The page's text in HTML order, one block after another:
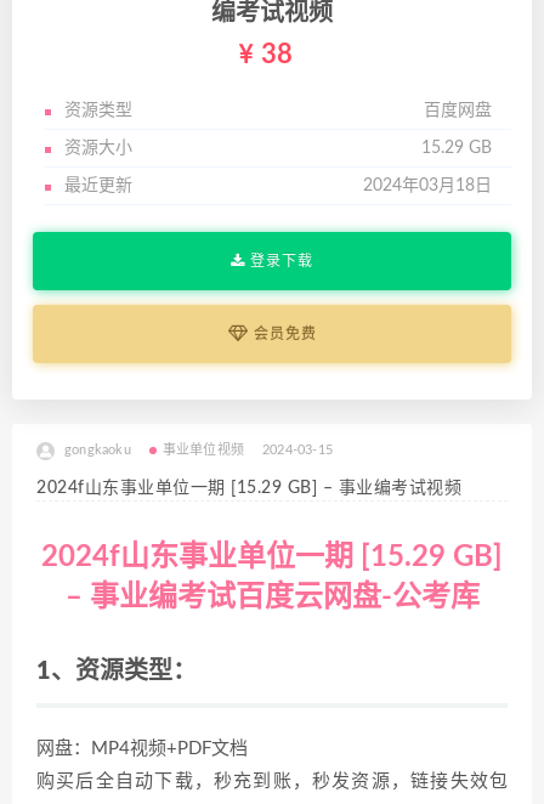
编考试视频
38
资源类型 百度网盘
资源大小 15.29 GB
最近更新 2024年03月18日
登录下载
会员免费
gongkaoku 事业单位视频 2024-03-15
2024f山东事业单位一期 [15.29 GB] – 事业编考试视频
2024f山东事业单位一期 [15.29 GB]
– 事业编考试百度云网盘-公考库
1、资源类型：
网盘：MP4视频+PDF文档
购买后全自动下载，秒充到账，秒发资源，链接失效包